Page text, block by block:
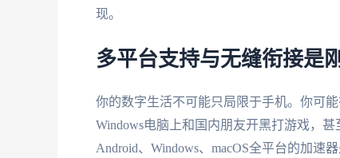
现。
多平台支持与无缝衔接是
你的数字生活不可能只局限于手机。你可
Windows电脑上和国内朋友开黑打游戏，
Android、Windows、macOS全平台的加